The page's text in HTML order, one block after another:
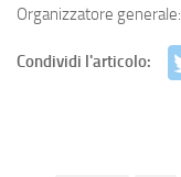
Organizzatore
Condividi l'articolo: